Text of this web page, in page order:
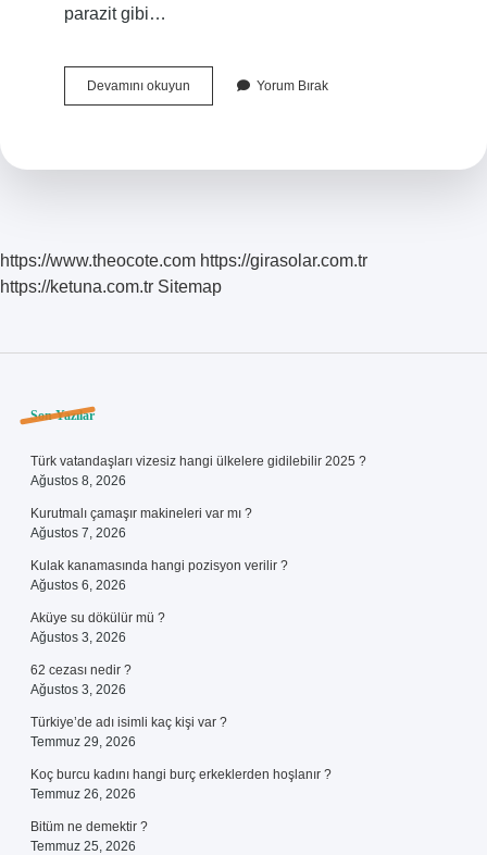
parazit gibi…
Devamını okuyunOportünist
Bakteri
Yorum Bırak
https://www.theocote.com https://girasolar.com.tr
https://ketuna.com.tr Sitemap
Sidebar
Son Yazılar
Türk vatandaşları vizesiz hangi ülkelere gidilebilir 2025 ?
Ağustos 8, 2026
Kurutmalı çamaşır makineleri var mı ?
Ağustos 7, 2026
Kulak kanamasında hangi pozisyon verilir ?
Ağustos 6, 2026
Aküye su dökülür mü ?
Ağustos 3, 2026
62 cezası nedir ?
Ağustos 3, 2026
Türkiye’de adı isimli kaç kişi var ?
Temmuz 29, 2026
Koç burcu kadını hangi burç erkeklerden hoşlanır ?
Temmuz 26, 2026
Bitüm ne demektir ?
Temmuz 25, 2026